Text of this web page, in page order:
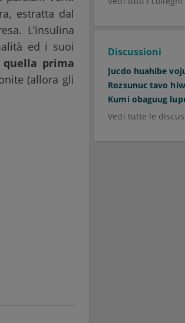
estratta dal
L’insulina
ed i suoi
prima
(allora gli
Discussioni
Jucdo huahibe
Rozsunuc tavo
Kumi obaguug
Vedi tutte le